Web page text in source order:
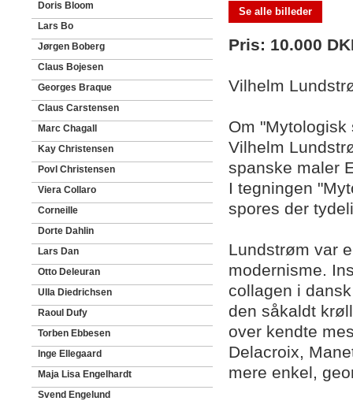
Doris Bloom
Lars Bo
Jørgen Boberg
Claus Bojesen
Georges Braque
Claus Carstensen
Marc Chagall
Kay Christensen
Povl Christensen
Viera Collaro
Corneille
Dorte Dahlin
Lars Dan
Otto Deleuran
Ulla Diedrichsen
Raoul Dufy
Torben Ebbesen
Inge Ellegaard
Maja Lisa Engelhardt
Svend Engelund
Se alle billeder
Pris: 10.000
Vilhelm
Om
Vilhelm
spanske maler
I tegningen
spores der
Lundstrøm var
modernisme.
collagen i
den såkaldt
over kendte
Delacroix,
mere enkel,